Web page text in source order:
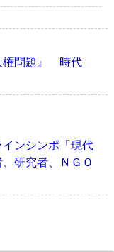
権問題』 時代
ンシンポ「現代
研究者、ＮＧＯ